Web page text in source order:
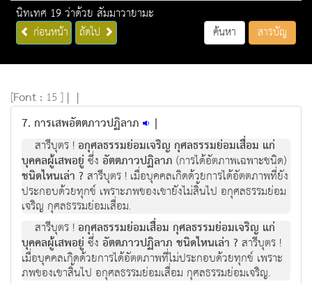
นิทเทศ 19 ว่าด้วย สัมมาวายามะ
ก่อนหน้า ถัดไป ค้นหา สารบัญ
[Font : 15 ] | |
7. การเสพอัตตภาวปฏิลาภ |
สารีบุตร !อกุศลธรรมย่อมเจริญ กุศลธรรมย่อมเสื่อม แก่
บุคคลผู้เสพอยู่ ซึ่ง อัตตภาวปฏิลาภ (การได้อัตภาพเฉพาะชนิด)
ชนิดไหนเล่า ? สารีบุตร ! เมื่อบุคคลเกิดด้วยการได้อัตตภาพที่ยัง
ประกอบด้วยทุกข์ เพราะภพของเขายังไม่สิ้นไป อกุศลธรรมย่อม
เจริญ กุศลธรรมย่อมเสื่อม.
สารีบุตร !อกุศลธรรมย่อมเสื่อม กุศลธรรมย่อมเจริญ แก่
บุคคลผู้เสพอยู่ ซึ่ง อัตตภาวปฏิลาภ ชนิดไหนเล่า ? สารีบุตร !
เมื่อบุคคลเกิดด้วยการได้อัตตภาพที่ไม่ประกอบด้วยทุกข์ เพราะ
ภพของเขาสิ้นไป อกุศลธรรมย่อมเสื่อม กุศลธรรมย่อมเจริญ.